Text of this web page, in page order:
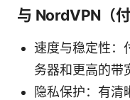
与 NordVPN（
速度与稳定性：
务器和更高的带
隐私保护：有清